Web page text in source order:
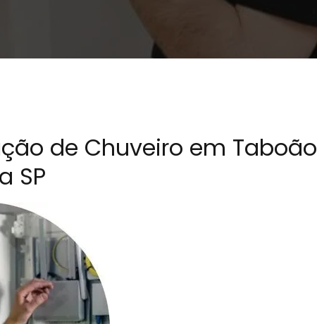
de Chuveiro em Taboão
SP